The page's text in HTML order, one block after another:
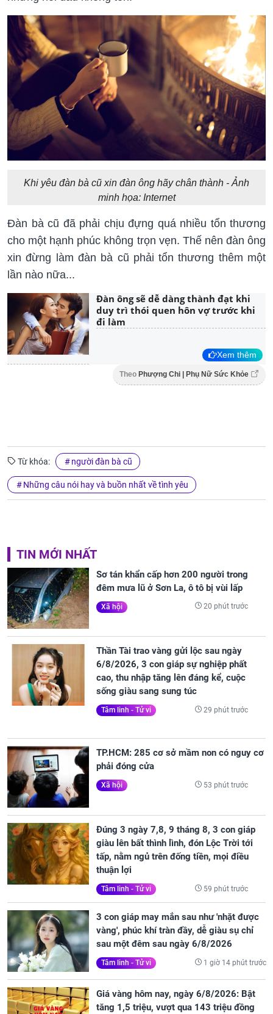
Khi yêu đàn bà cũ xin đàn ông hãy chân thành - Ảnh
minh họa: Internet
Đàn bà cũ đã phải chịu đựng quá nhiều tổn thương
cho một hạnh phúc không trọn vẹn. Thế nên đàn ông
xin đừng làm đàn bà cũ phải tổn thương thêm một
lần nào nữa...
Đàn ông sẽ dễ dàng thành đạt khi
duy trì thói quen hôn vợ trước khi
đi làm
Xem thêm
Theo Phượng Chi | Phụ Nữ Sức Khỏe
Từ khóa: người đàn bà cũ
Những câu nói hay và buồn nhất về tình yêu
TIN MỚI NHẤT
Sơ tán khẩn cấp hơn 200 người trong
đêm mưa lũ ở Sơn La, ô tô bị vùi lấp
Xã hội 20 phút trước
Thần Tài trao vàng gửi lộc sau ngày
6/8/2026, 3 con giáp sự nghiệp phất
cao, thu nhập tăng lên đáng kể, cuộc
sống giàu sang sung túc
Tâm linh - Tử vi 29 phút trước
TP.HCM: 285 cơ sở mầm non có nguy cơ
phải đóng cửa
Xã hội 53 phút trước
Đúng 3 ngày 7,8, 9 tháng 8, 3 con giáp
giàu lên bất thình lình, đón Lộc Trời tới
tấp, nằm ngủ trên đống tiền, mọi điều
thuận lợi
Tâm linh - Tử vi 59 phút trước
3 con giáp may mắn sau như 'nhặt được
vàng', phúc khí tràn đầy, dễ giàu sụ chỉ
sau một đêm sau ngày 6/8/2026
Tâm linh - Tử vi 1 giờ 14 phút trước
Giá vàng hôm nay, ngày 6/8/2026: Bật
tăng 1,5 triệu, vượt qua 143 triệu đồng